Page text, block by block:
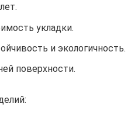
укладки.
и экологичность.
поверхности.